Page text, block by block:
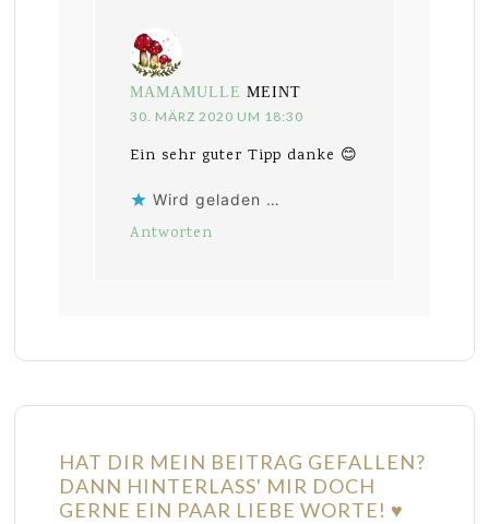
MAMAMULLE MEINT
30. MÄRZ 2020 UM 18:30
Ein sehr guter Tipp danke 😊
Wird geladen …
Antworten
HAT DIR MEIN BEITRAG GEFALLEN?
DANN HINTERLASS' MIR DOCH
GERNE EIN PAAR LIEBE WORTE! ♥